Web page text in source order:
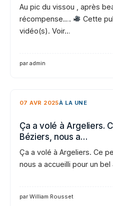
Au pic du vissou , après
récompense….
Cette
vidéo(s). Voir…
par admin
07 AVR 2025À LA UNE
Ça a volé à Argeliers.
Béziers, nous a…
Ça a volé à Argeliers. Ce
nous a accueilli pour un
par William Rousset